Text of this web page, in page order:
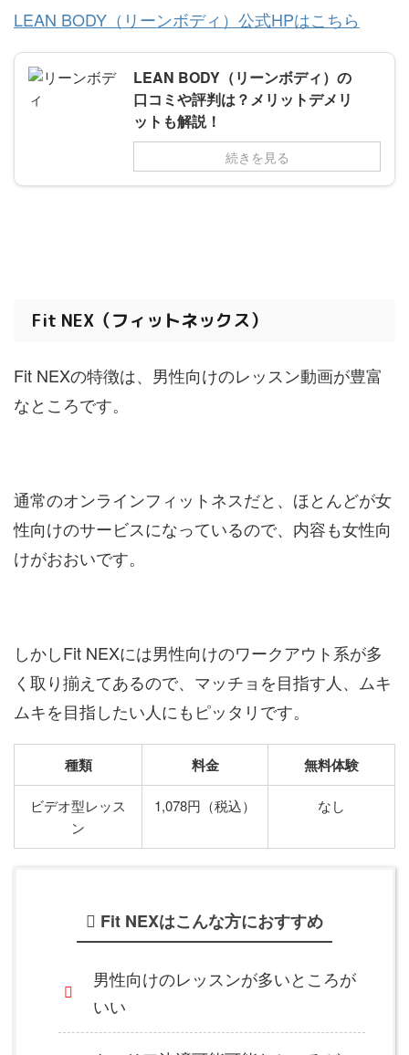
LEAN BODY（リーンボディ）公式HPはこちら
LEAN BODY（リーンボディ）の
口コミや評判は？メリットデメリ
ットも解説！
続きを見る
Fit NEX（フィットネックス）
Fit NEXの特徴は、男性向けのレッスン動画が豊富
なところです。
通常のオンラインフィットネスだと、ほとんどが女
性向けのサービスになっているので、内容も女性向
けがおおいです。
しかしFit NEXには男性向けのワークアウト系が多
く取り揃えてあるので、マッチョを目指す人、ムキ
ムキを目指したい人にもピッタリです。
種類 料金 無料体験
ビデオ型レッス
ン
1,078円（税込） なし
Fit NEXはこんな方におすすめ
男性向けのレッスンが多いところが
いい